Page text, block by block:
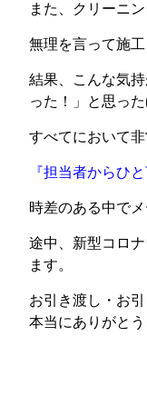
また、クリーニ
無理を言って施
結果、こんな気
った！」と思っ
すべてにおいて
『担当者からひと
時差のある中で
途中、新型コロ
ます。
お引き渡し・お
本当にありがと